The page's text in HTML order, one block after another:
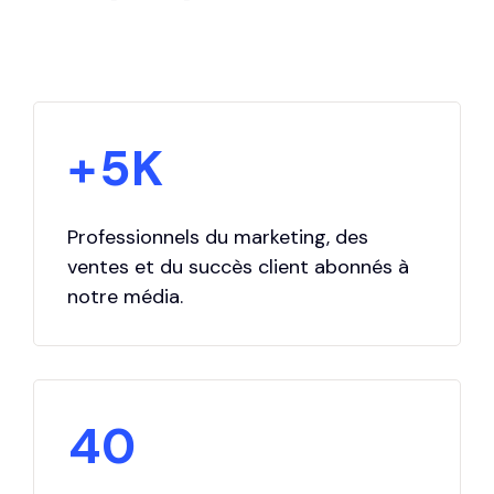
+
4
5
6
7
8
9
K
Professionnels du marketing, des
ventes et du succès client abonnés à
notre média.
0
1
2
3
4
5
6
7
8
9
0